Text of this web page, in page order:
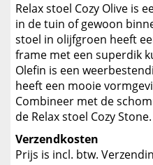
Relax stoel Cozy Olive is
in de tuin of gewoon
stoel in olijfgroen heeft
frame met een superdik
Olefin is een
heeft een mooie
Combineer met de
de Relax stoel Cozy Stone.
Verzendkosten
Prijs is incl. btw.